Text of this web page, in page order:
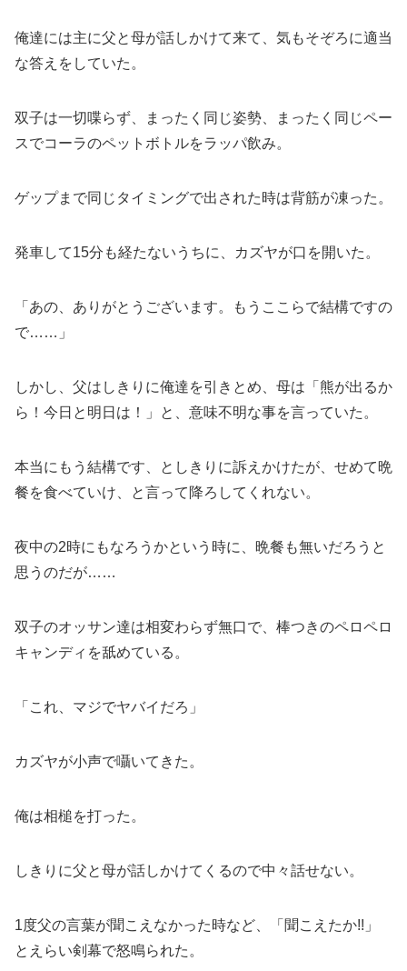
俺達には主に父と母が話しかけて来て、気もそぞろに適当
な答えをしていた。
双子は一切喋らず、まったく同じ姿勢、まったく同じペー
スでコーラのペットボトルをラッパ飲み。
ゲップまで同じタイミングで出された時は背筋が凍った。
発車して15分も経たないうちに、カズヤが口を開いた。
「あの、ありがとうございます。もうここらで結構ですの
で……」
しかし、父はしきりに俺達を引きとめ、母は「熊が出るか
ら！今日と明日は！」と、意味不明な事を言っていた。
本当にもう結構です、としきりに訴えかけたが、せめて晩
餐を食べていけ、と言って降ろしてくれない。
夜中の2時にもなろうかという時に、晩餐も無いだろうと
思うのだが……
双子のオッサン達は相変わらず無口で、棒つきのペロペロ
キャンディを舐めている。
「これ、マジでヤバイだろ」
カズヤが小声で囁いてきた。
俺は相槌を打った。
しきりに父と母が話しかけてくるので中々話せない。
1度父の言葉が聞こえなかった時など、「聞こえたか!!」
とえらい剣幕で怒鳴られた。